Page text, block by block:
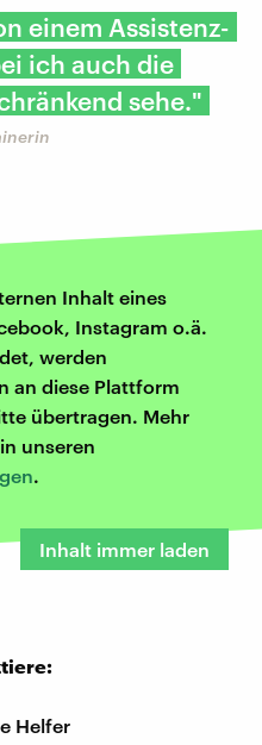
einem Assistenz-
ich auch die
sehe."
Inhalt eines
Instagram o.ä.
werden
an diese Plattform
übertragen. Mehr
unseren
.
Inhalt immer laden
Helfer